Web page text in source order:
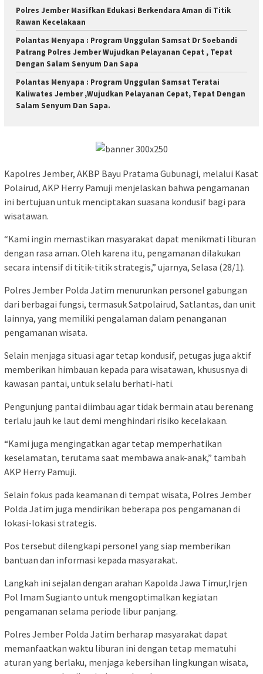
Polres Jember Masifkan Edukasi Berkendara Aman di Titik
Rawan Kecelakaan
Polantas Menyapa : Program Unggulan Samsat Dr Soebandi
Patrang Polres Jember Wujudkan Pelayanan Cepat , Tepat
Dengan Salam Senyum Dan Sapa
Polantas Menyapa : Program Unggulan Samsat Teratai
Kaliwates Jember ,Wujudkan Pelayanan Cepat, Tepat Dengan
Salam Senyum Dan Sapa.
Kapolres Jember, AKBP Bayu Pratama Gubunagi, melalui Kasat
Polairud, AKP Herry Pamuji menjelaskan bahwa pengamanan
ini bertujuan untuk menciptakan suasana kondusif bagi para
wisatawan.
“Kami ingin memastikan masyarakat dapat menikmati liburan
dengan rasa aman. Oleh karena itu, pengamanan dilakukan
secara intensif di titik-titik strategis,” ujarnya, Selasa (28/1).
Polres Jember Polda Jatim menurunkan personel gabungan
dari berbagai fungsi, termasuk Satpolairud, Satlantas, dan unit
lainnya, yang memiliki pengalaman dalam penanganan
pengamanan wisata.
Selain menjaga situasi agar tetap kondusif, petugas juga aktif
memberikan himbauan kepada para wisatawan, khususnya di
kawasan pantai, untuk selalu berhati-hati.
Pengunjung pantai diimbau agar tidak bermain atau berenang
terlalu jauh ke laut demi menghindari risiko kecelakaan.
“Kami juga mengingatkan agar tetap memperhatikan
keselamatan, terutama saat membawa anak-anak,” tambah
AKP Herry Pamuji.
Selain fokus pada keamanan di tempat wisata, Polres Jember
Polda Jatim juga mendirikan beberapa pos pengamanan di
lokasi-lokasi strategis.
Pos tersebut dilengkapi personel yang siap memberikan
bantuan dan informasi kepada masyarakat.
Langkah ini sejalan dengan arahan Kapolda Jawa Timur,Irjen
Pol Imam Sugianto untuk mengoptimalkan kegiatan
pengamanan selama periode libur panjang.
Polres Jember Polda Jatim berharap masyarakat dapat
memanfaatkan waktu liburan ini dengan tetap mematuhi
aturan yang berlaku, menjaga kebersihan lingkungan wisata,